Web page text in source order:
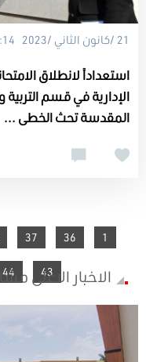
21 /كانون الثاني /2023 03:14 م
استعداداً لانطلاق
الإدارية في قسم التربية
المقدسة تحث الخطى ...
1
36
37
43
44الاخبار الاعلى